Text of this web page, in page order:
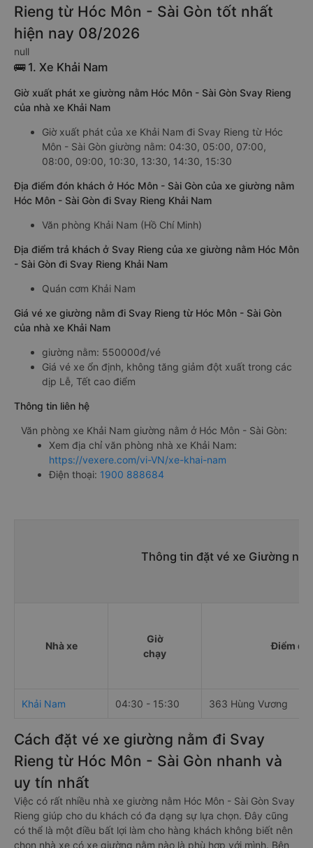
Rieng từ Hóc Môn - Sài Gòn tốt nhất
hiện nay 08/2026
null
🚌 1. Xe Khải Nam
Giờ xuất phát xe giường nằm Hóc Môn - Sài Gòn Svay Rieng
của nhà xe Khải Nam
Giờ xuất phát của xe Khải Nam đi Svay Rieng từ Hóc
Môn - Sài Gòn giường nằm: 04:30, 05:00, 07:00,
08:00, 09:00, 10:30, 13:30, 14:30, 15:30
Địa điểm đón khách ở Hóc Môn - Sài Gòn của xe giường nằm
Hóc Môn - Sài Gòn đi Svay Rieng Khải Nam
Văn phòng Khải Nam (Hồ Chí Minh)
Địa điểm trả khách ở Svay Rieng của xe giường nằm Hóc Môn
- Sài Gòn đi Svay Rieng Khải Nam
Quán cơm Khải Nam
Giá vé xe giường nằm đi Svay Rieng từ Hóc Môn - Sài Gòn
của nhà xe Khải Nam
giường nằm: 550000đ/vé
Giá vé xe ổn định, không tăng giảm đột xuất trong các
dịp Lễ, Tết cao điểm
Thông tin liên hệ
Văn phòng xe Khải Nam giường nằm ở Hóc Môn - Sài Gòn:
Xem địa chỉ văn phòng nhà xe Khải Nam:
https://vexere.com/vi-VN/xe-khai-nam
Điện thoại: 1900 888684
Thông tin đặt vé xe Giường
Nhà xe
Giờ
chạy
Điểm đi
Khải Nam 04:30 - 15:30 363 Hùng Vương
Cách đặt vé xe giường nằm đi Svay
Rieng từ Hóc Môn - Sài Gòn nhanh và
uy tín nhất
Việc có rất nhiều nhà xe giường nằm Hóc Môn - Sài Gòn Svay
Rieng giúp cho du khách có đa dạng sự lựa chọn. Đây cũng
có thể là một điều bất lợi làm cho hàng khách không biết nên
chọn nhà xe có xe giường nằm nào là phù hợp với mình. Bên